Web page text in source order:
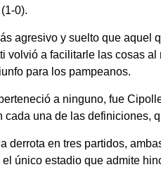
0).
agresivo y suelto que aquel
volvió a facilitarle las cosas
para los pampeanos.
a ninguno, fue
cada una de las definiciones,
derrota en tres partidos,
único estadio que admite